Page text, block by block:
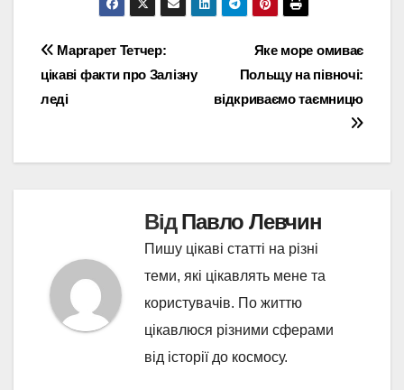
Навігація
записів
Яке море омиває
Польщу на півночі:
відкриваємо таємницю
Маргарет Тетчер:
цікаві факти про Залізну
леді
ВідПавло Левчин
Пишу цікаві статті на різні
теми, які цікавлять мене та
користувачів. По життю
цікавлюся різними сферами
від історії до космосу.